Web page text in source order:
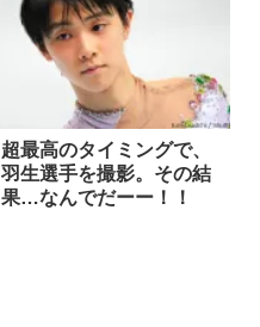
超最高のタイミングで、
羽生選手を撮影。その結
果…なんでだーー！！